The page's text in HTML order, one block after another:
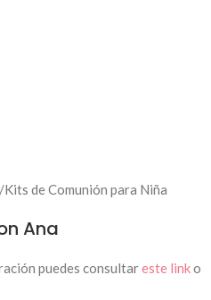
/Kits de Comunión para Niña
Ana
puedes consultareste linko